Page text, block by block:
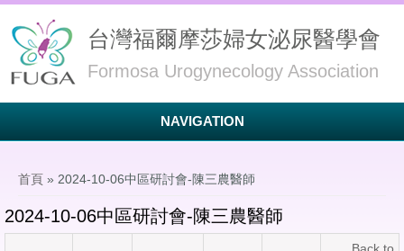
台灣福爾摩莎婦女泌尿醫學會
Formosa Urogynecology Association
NAVIGATION
首頁 » 2024-10-06中區研討會-陳三農醫師
2024-10-06中區研討會-陳三農醫師